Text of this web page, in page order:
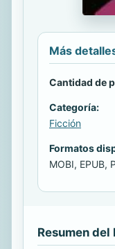
Más
Cantidad de
Categoría:
Ficción
Formatos
MOBI, EPUB,
Resumen del